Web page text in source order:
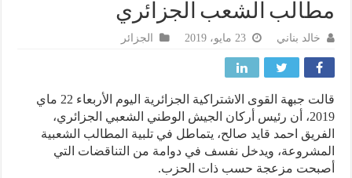
الشعب الجزائري
خالد بناني الجزائر
قالت جبهة القوى الاشتراكية الجزائرية اليوم الأربعاء 22 ماي
2019، أن رئيس أركان الجيش الوطني الشعبي الجزائري،
احمد قايد صالح، يتماطل في تلبية المطالب الشعبية
ويدخل نفسف في دوامة من التناقضات التي
مزعجة حسب ذات الحزب.